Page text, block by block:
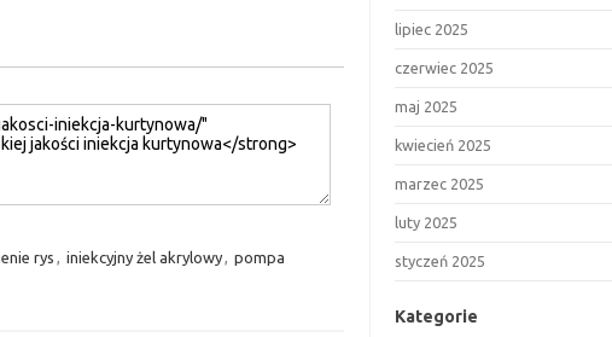
rys , iniekcyjny żel akrylowy, pompa
lipiec 2025
czerwiec 2025
maj 2025
kwiecień 2025
marzec 2025
luty 2025
styczeń 2025
Kategorie